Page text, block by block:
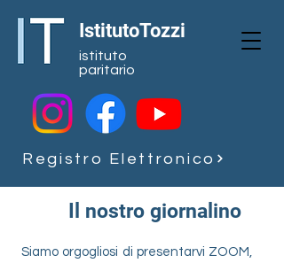
IstitutoTozzi
istituto
paritario
Registro Elettronico
Il nostro giornalino
Siamo orgogliosi di presentarvi ZOOM,